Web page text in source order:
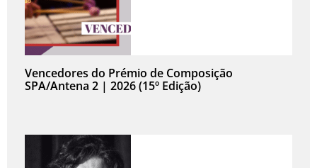
Vencedores do Prémio de Composição
SPA/Antena 2 | 2026 (15º Edição)